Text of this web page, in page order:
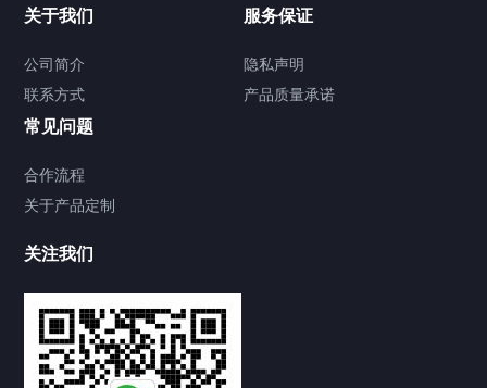
关于我们
公司简介
联系方式
服务保证
隐私声明
产品质量承诺
常见问题
合作流程
关于产品定制
关注我们